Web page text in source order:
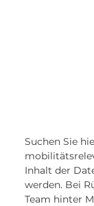
Suchen Sie
Inhalt der
werden. Bei
Team hinter